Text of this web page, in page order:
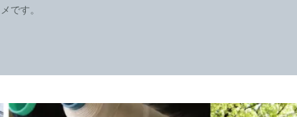
メです。